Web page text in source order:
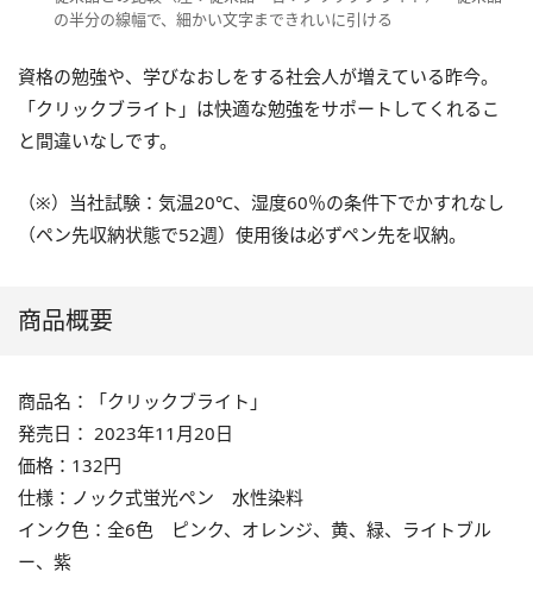
の半分の線幅で、細かい文字まできれいに引ける
資格の勉強や、学びなおしをする社会人が増えている昨今。
「クリックブライト」は快適な勉強をサポートしてくれるこ
と間違いなしです。
（※）当社試験：気温20℃、湿度60％の条件下でかすれなし
（ペン先収納状態で52週）使用後は必ずペン先を収納。
商品概要
商品名：「クリックブライト」
発売日： 2023年11月20日
価格：132円
仕様：ノック式蛍光ペン 水性染料
インク色：全6色 ピンク、オレンジ、黄、緑、ライトブル
ー、紫